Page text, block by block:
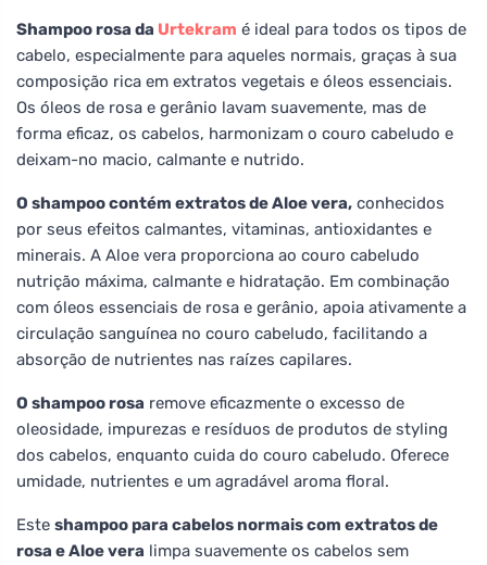
Shampoo rosa da Urtekram é ideal para todos os tipos de
cabelo, especialmente para aqueles normais, graças à sua
composição rica em extratos vegetais e óleos essenciais.
Os óleos de rosa e gerânio lavam suavemente, mas de
forma eficaz, os cabelos, harmonizam o couro cabeludo e
deixam-no macio, calmante e nutrido.
O shampoo contém extratos de Aloe vera, conhecidos
por seus efeitos calmantes, vitaminas, antioxidantes e
minerais. A Aloe vera proporciona ao couro cabeludo
nutrição máxima, calmante e hidratação. Em combinação
com óleos essenciais de rosa e gerânio, apoia ativamente a
circulação sanguínea no couro cabeludo, facilitando a
absorção de nutrientes nas raízes capilares.
O shampoo rosa remove eficazmente o excesso de
oleosidade, impurezas e resíduos de produtos de styling
dos cabelos, enquanto cuida do couro cabeludo. Oferece
umidade, nutrientes e um agradável aroma floral.
Este shampoo para cabelos normais com extratos de
rosa e Aloe vera limpa suavemente os cabelos sem